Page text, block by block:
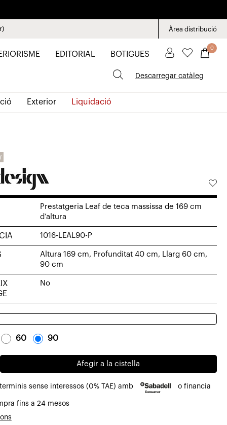
Àrea distribució
EDITORIAL BOTIGUES
0
Descarregar catàleg
Exterior Liquidació
Prestatgeria Leaf de teca massissa de 169 cm
d’altura
1016-LEAL90-P
Altura 169 cm, Profunditat 40 cm, Llarg 60 cm,
90 cm
No
60 90
Afegir a la cistella
sense interessos (0% TAE) amb o financia
fins a 24 mesos